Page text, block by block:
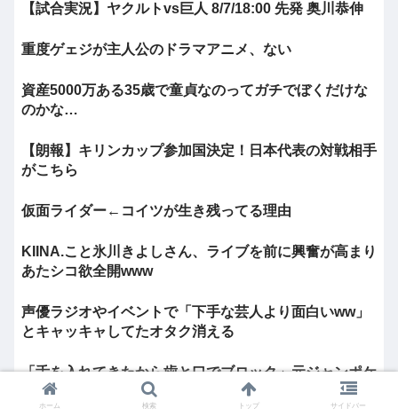
【試合実況】ヤクルトvs巨人 8/7/18:00 先発 奥川恭伸
重度ゲェジが主人公のドラマアニメ、ない
資産5000万ある35歳で童貞なのってガチでぼくだけな
のかな…
【朗報】キリンカップ参加国決定！日本代表の対戦相手
がこちら
仮面ライダー←コイツが生き残ってる理由
KIINA.こと氷川きよしさん、ライブを前に興奮が高まり
あたシコ欲全開www
声優ラジオやイベントで「下手な芸人より面白いww」
とキャッキャしてたオタク消える
「舌を入れてきたから歯と口でブロック」元ジャンポケ
斉藤の不同意性交公判
ホーム 検索 トップ サイドバー